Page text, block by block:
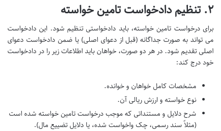
۲. تنظیم دادخواست تامین خواسته
برای درخواست تامین خواسته، باید دادخواستی تنظیم شود. این دادخواست
می تواند به صورت جداگانه (قبل از دعوای اصلی) یا ضمن دادخواست دعوای
اصلی تقدیم شود. در هر دو صورت، خواهان باید اطلاعات زیر را در دادخواست
خود درج کند:
مشخصات کامل خواهان و خوانده.
نوع خواسته و ارزش ریالی آن.
شرح دلایل و مستنداتی که موجب درخواست تامین خواسته شده است
(مثلاً سند رسمی، چک واخواست شده، یا دلایل تضییع مال).